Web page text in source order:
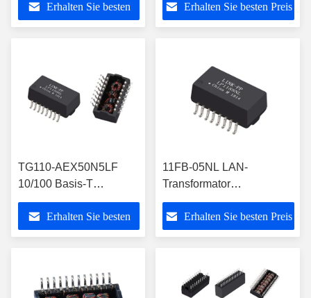
Transformator SMT
Erhalten Sie besten
Erhalten Sie besten Preis
TG110-AEX50N5LF
10/100 Basis-T
Ethernet-Transformator
SMT 16PIN
Erhalten Sie besten
11FB-05NL LAN-
Transformator
10/100base-T 11FB-
05ANL SMD-Magnetik
Erhalten Sie besten Preis